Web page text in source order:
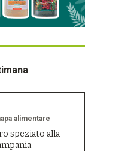
alimentare
speziato alla